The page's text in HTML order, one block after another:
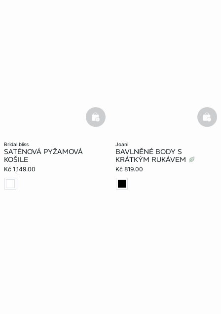
bridal bliss
SATÉNOVÁ PYŽAMOVÁ
KOŠILE
Kč 1,149.00
basketfull
joani
BAVLNĚNÉ BODY S
KRÁTKÝM RUKÁVEM
Kč 819.00